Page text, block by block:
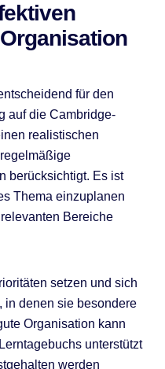
für den
auf die Cambridge-
realistischen
berücksichtigt. Es ist
Thema einzuplanen
Bereiche
setzen und sich
in denen sie besondere
Organisation kann
unterstützt
werden